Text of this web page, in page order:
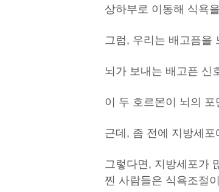
상하부로 이동해 식욕
그럼, 우리는 배고픔을
뇌가 보내는 배고픈 신
이 두 호르몬이 뇌의
근데, 좀 전에 지방세
그렇다면, 지방세포가
찐 사람들은 식욕조절